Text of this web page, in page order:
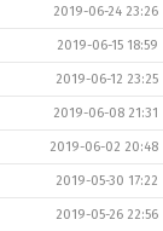
2019-06-24 23:26
2019-06-15 18:59
2019-06-12 23:25
2019-06-08 21:31
2019-06-02 20:48
2019-05-30 17:22
2019-05-26 22:56